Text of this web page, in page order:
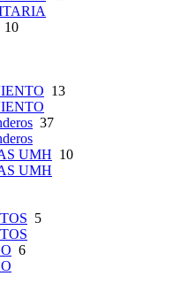
10
13
37
UMH 10
UMH
5
6